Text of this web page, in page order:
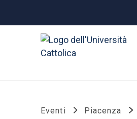
Eventi Piacenza